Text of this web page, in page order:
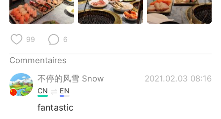
العربية Deutsch
日本語
Indonesia
99 6
Commentaires
不停的风雪 Snow
2021.02.03 08:16
CN EN
fantastic